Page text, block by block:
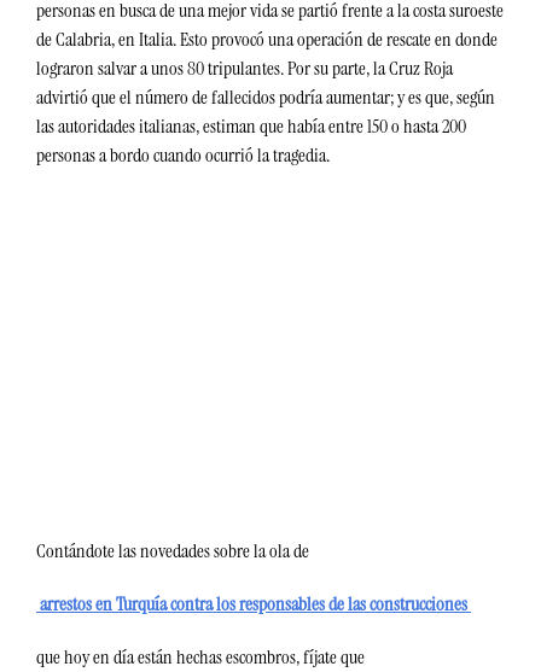
personas en busca de una mejor vida se partió frente a la costa suroeste
de Calabria, en Italia. Esto provocó una operación de rescate en donde
lograron salvar a unos 80 tripulantes. Por su parte, la Cruz Roja
advirtió que el número de fallecidos podría aumentar; y es que, según
las autoridades italianas, estiman que había entre 150 o hasta 200
personas a bordo cuando ocurrió la tragedia.
Contándote las novedades sobre la ola de
arrestos en Turquía contra los responsables de las construcciones
que hoy en día están hechas escombros, fíjate que